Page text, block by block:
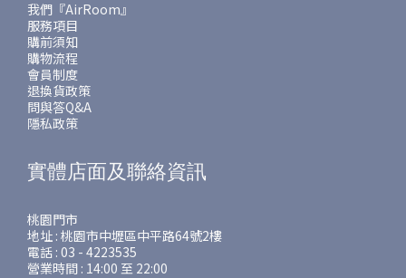
我們『AirRoom』
服務項目
購前須知
購物流程
會員制度
退換貨政策
問與答Q&A
隱私政策
實體店面及聯絡資訊
桃園門市
地址 : 桃園市中壢區中平路64號2樓
電話 : 03 - 4223535
營業時間 : 14:00 至 22:00